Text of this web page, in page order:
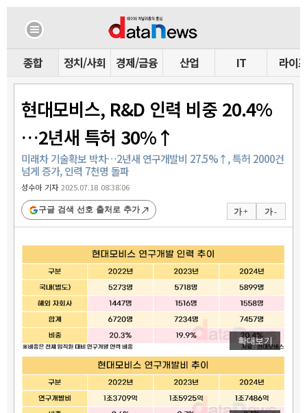
종합 정치/사회 경제/금융 산업 IT 라이프
현대모비스, R&D 인력 비중 20.4%
…2년새 특허 30%↑
미래차 기술확보 박차…2년새 연구개발비 27.5%↑, 특허 2000건
넘게 증가, 인력 7천명 돌파
성수아 기자2025.07.18 08:38:06
가 + 가 -
구글 검색 선호 출처로 추가
확대보기